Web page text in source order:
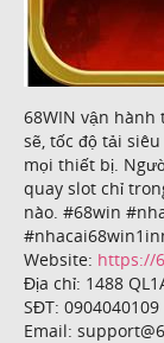
68WIN vận
sẽ, tốc độ tải
mọi thiết bị.
quay slot chỉ
nào. #68win
Website: https://
Địa chỉ: 1488
SĐT: 0904040109
Email: